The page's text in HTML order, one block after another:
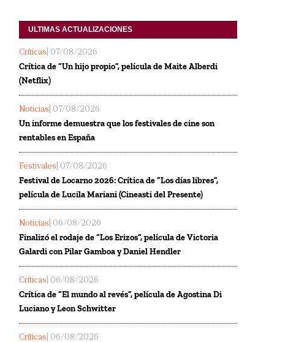
ULTIMAS ACTUALIZACIONES
Críticas | 07/08/2026
Crítica de “Un hijo propio”, película de Maite Alberdi
(Netflix)
Noticias | 07/08/2026
Un informe demuestra que los festivales de cine son
rentables en España
Festivales | 07/08/2026
Festival de Locarno 2026: Crítica de “Los días libres”,
película de Lucila Mariani (Cineasti del Presente)
Noticias | 06/08/2026
Finalizó el rodaje de “Los Erizos”, película de Victoria
Galardi con Pilar Gamboa y Daniel Hendler
Críticas | 06/08/2026
Crítica de “El mundo al revés”, película de Agostina Di
Luciano y Leon Schwitter
Críticas | 06/08/2026